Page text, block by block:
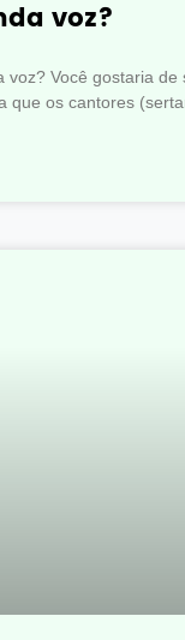
voz?
Você gostaria de
que os cantores